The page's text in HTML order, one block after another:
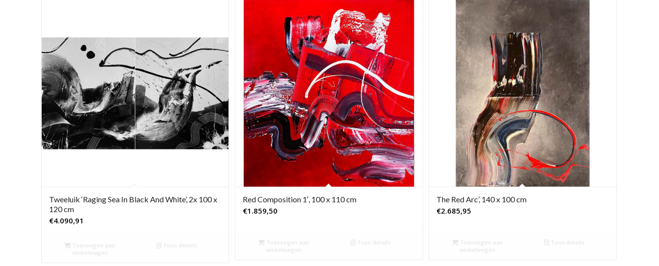
Tweeluik ‘Raging Sea In Black And White’, 2x 100 x
120 cm
€4.090,91
Toevoegen aan
winkelwagen
Toon details
Red Composition 1′, 100 x 110 cm
€1.859,50
Toevoegen aan
winkelwagen
Toon details
The Red Arc’, 140 x 100 cm
€2.685,95
Toevoegen aan
winkelwagen
Toon details